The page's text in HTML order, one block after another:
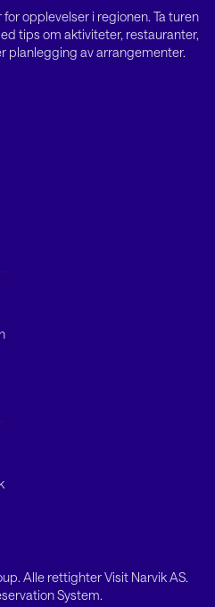
opplevelser i regionen. Ta turen
tips om aktiviteter, restauranter,
planlegging av arrangementer.
. Alle rettighter Visit Narvik AS.
System.